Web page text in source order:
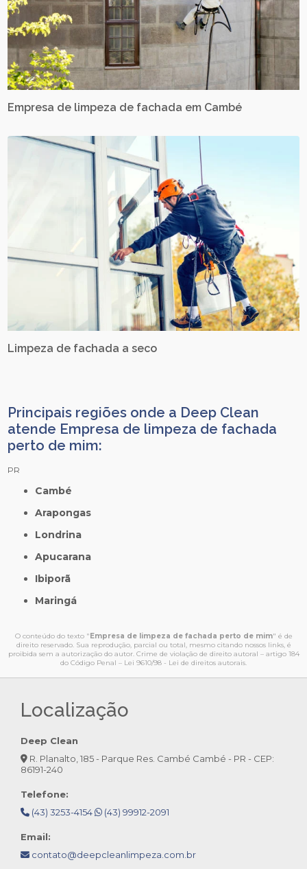
Empresa de limpeza de fachada em Cambé
Limpeza de fachada a seco
Principais regiões onde a Deep Clean
atende Empresa de limpeza de fachada
perto de mim:
PR
Cambé
Arapongas
Londrina
Apucarana
Ibiporã
Maringá
O conteúdo do texto "Empresa de limpeza de fachada perto de mim" é de
direito reservado. Sua reprodução, parcial ou total, mesmo citando nossos links, é
proibida sem a autorização do autor. Crime de violação de direito autoral – artigo 184
do Código Penal – Lei 9610/98 - Lei de direitos autorais.
Localização
Deep Clean
R. Planalto, 185 - Parque Res. Cambé Cambé - PR - CEP:
86191-240
Telefone:
(43) 3253-4154
(43) 99912-2091
Email:
contato@deepcleanlimpeza.com.br